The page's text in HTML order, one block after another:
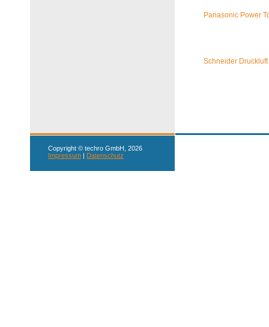
Panasonic Power
Schneider Druckluft
Copyright © techro GmbH, 2026
Impressum | Datenschutz